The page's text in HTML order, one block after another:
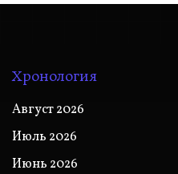
Хронология
Август 2026
Июль 2026
Июнь 2026